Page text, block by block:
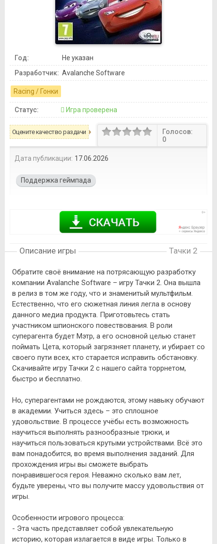
Год:
Не указан
Разработчик: Avalanche Software
Racing / Гонки
Статус: Игра проверена
Оцените качество раздачи
Голосов:
0
Дата публикации: 17.06.2026
Поддержка геймпада
Описание игры Тачки 2
Обратите своё внимание на потрясающую разработку
компании Avalanche Software – игру Тачки 2. Она вышла
в релиз в том же году, что и знаменитый мультфильм.
Естественно, что его сюжетная линия легла в основу
данного медиа продукта. Приготовьтесь стать
участником шпионского повествования. В роли
суперагента будет Мэтр, а его основной целью станет
поймать Цета, который загрязняет планету, и убирает со
своего пути всех, кто старается исправить обстановку.
Скачивайте игру Тачки 2 с нашего сайта торрнетом,
быстро и бесплатно.
Но, суперагентами не рождаются, этому навыку обучают
в академии. Учиться здесь – это сплошное
удовольствие. В процессе учёбы есть возможность
научиться выполнять разнообразные трюки, и
научиться пользоваться крутыми устройствами. Всё это
вам понадобится, во время выполнения заданий. Для
прохождения игры вы сможете выбрать
понравившегося героя. Неважно сколько вам лет,
будьте уверены, что вы получите массу удовольствия от
игры.
Особенности игрового процесса:
- Эта часть представляет собой увлекательную
историю, которая излагается в виде игры. Только в